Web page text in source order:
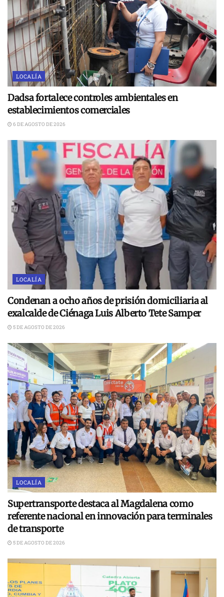
LOCALÍA
Dadsa fortalece controles ambientales en
establecimientos comerciales
6 DE AGOSTO DE 2026
LOCALÍA
Condenan a ocho años de prisión domiciliaria al
exalcalde de Ciénaga Luis Alberto Tete Samper
5 DE AGOSTO DE 2026
LOCALÍA
Supertransporte destaca al Magdalena como
referente nacional en innovación para terminales
de transporte
5 DE AGOSTO DE 2026